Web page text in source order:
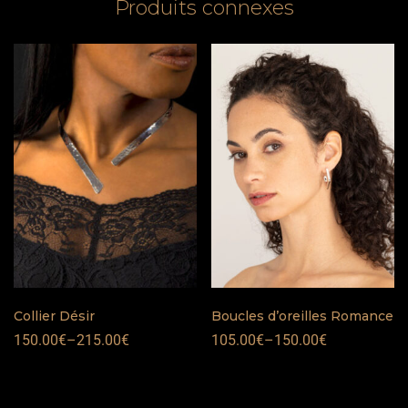
Produits connexes
Collier Désir
150.00€–215.00€
Boucles d’oreilles Romance
105.00€–150.00€